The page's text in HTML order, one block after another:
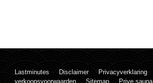
Lastminutes Disclaimer Privacyverklaring
verkoopsvoorwaarden
Sitemap Prive sauna